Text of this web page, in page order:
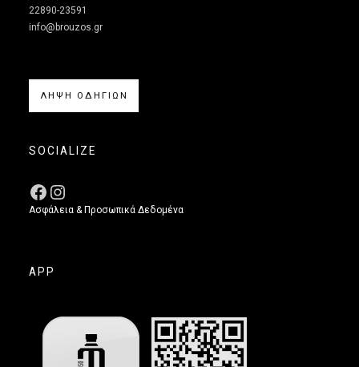
22890-23591
info@brouzos.gr
ΛΗΨΗ ΟΔΗΓΙΩΝ
SOCIALIZE
Ασφάλεια & Προσωπικά Δεδομένα
APP